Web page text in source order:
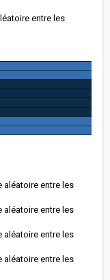
entre les
aléatoire entre les
aléatoire entre les
aléatoire entre les
aléatoire entre les